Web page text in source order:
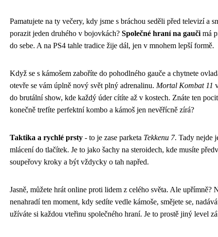
Pamatujete na ty večery, kdy jsme s bráchou seděli před televizí a
porazit jeden druhého v bojovkách? Společné hraní na gauči má
do sebe. A na PS4 tahle tradice žije dál, jen v mnohem lepší formě.
Když se s kámošem zaboříte do pohodlného gauče a chytnete
otevře se vám úplně nový svět plný adrenalinu. Mortal Kombat 11
do brutální show, kde každý úder cítíte až v kostech. Znáte ten
konečně trefíte perfektní kombo a kámoš jen nevěřícně zírá?
Taktika a rychlé prsty - to je zase parketa Tekkenu 7. Tady nejde
mlácení do tlačítek. Je to jako šachy na steroidech, kde musíte
soupeřovy kroky a být vždycky o tah napřed.
Jasně, můžete hrát online proti lidem z celého světa. Ale upřímně?
nenahradí ten moment, kdy sedíte vedle kámoše, smějete se,
užíváte si každou vteřinu společného hraní. Je to prostě jiný level